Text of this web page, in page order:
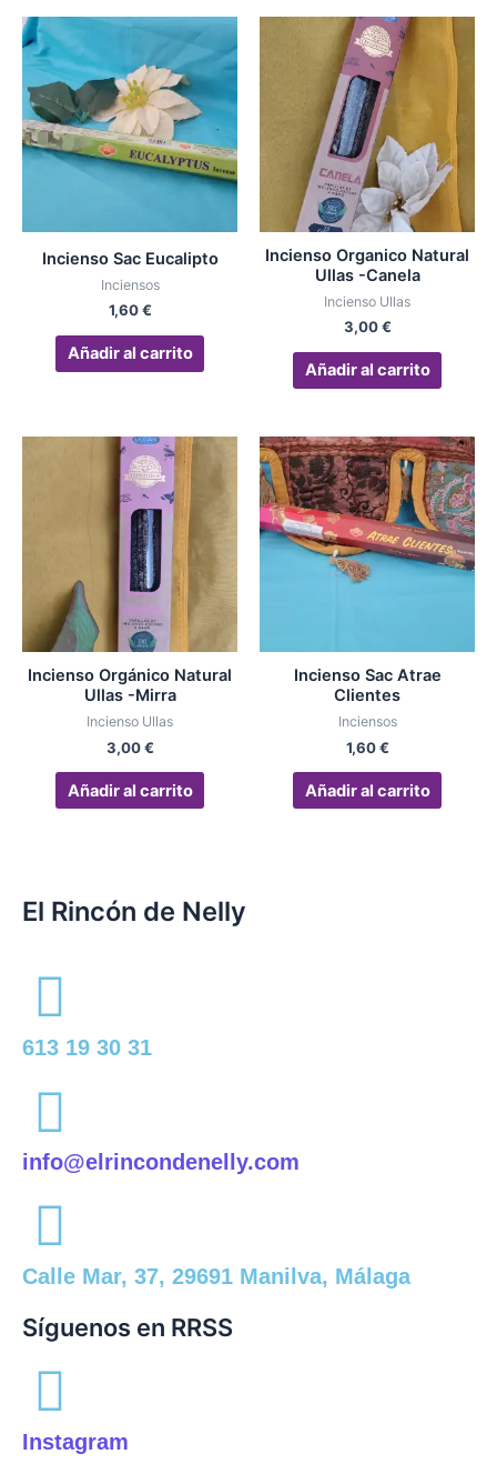
Incienso Sac Eucalipto
Inciensos
1,60€
Añadir al carrito
Incienso Organico Natural
Ullas -Canela
Incienso Ullas
3,00€
Añadir al carrito
Incienso Orgánico Natural
Ullas -Mirra
Incienso Ullas
3,00€
Añadir al carrito
Incienso Sac Atrae
Clientes
Inciensos
1,60€
Añadir al carrito
El Rincón de Nelly
613 19 30 31
info@elrincondenelly.com
Calle Mar, 37, 29691 Manilva, Málaga
Síguenos en RRSS
Instagram